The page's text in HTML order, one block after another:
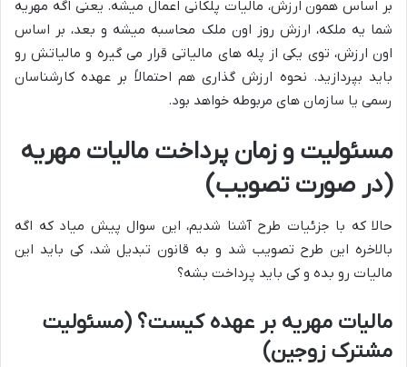
بر اساس همون ارزش، مالیات پلکانی اعمال میشه. یعنی اگه مهریه
شما یه ملکه، ارزش روز اون ملک محاسبه میشه و بعد، بر اساس
اون ارزش، توی یکی از پله های مالیاتی قرار می گیره و مالیاتش رو
باید بپردازید. نحوه ارزش گذاری هم احتمالاً بر عهده کارشناسان
رسمی یا سازمان های مربوطه خواهد بود.
مسئولیت و زمان پرداخت مالیات مهریه
(در صورت تصویب)
حالا که با جزئیات طرح آشنا شدیم، این سوال پیش میاد که اگه
بالاخره این طرح تصویب شد و به قانون تبدیل شد، کی باید این
مالیات رو بده و کی باید پرداخت بشه؟
مالیات مهریه بر عهده کیست؟ (مسئولیت
مشترک زوجین)